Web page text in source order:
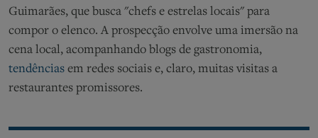
Guimarães, que busca "chefs e estrelas locais" para
compor o elenco. A prospecção envolve uma imersão na
cena local, acompanhando blogs de gastronomia,
tendências em redes sociais e, claro, muitas visitas a
restaurantes promissores.